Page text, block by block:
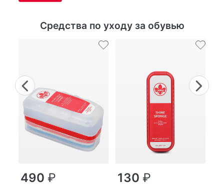
Средства по уходу за обувью
Previous
490₽ 130₽